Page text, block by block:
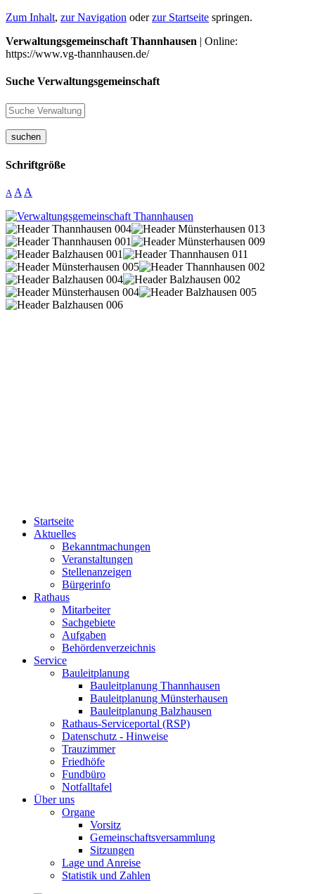
Zum Inhalt, zur Navigation oderzur Startseite springen.
Verwaltungsgemeinschaft Thannhausen | Online:
https://www.vg-thannhausen.de/
Suche Verwaltungsgemeinschaft
suchen
Schriftgröße
A A A
Startseite
Aktuelles
Bekanntmachungen
Veranstaltungen
Stellenanzeigen
Bürgerinfo
Rathaus
Mitarbeiter
Sachgebiete
Aufgaben
Behördenverzeichnis
Service
Bauleitplanung
Bauleitplanung Thannhausen
Bauleitplanung Münsterhausen
Bauleitplanung Balzhausen
Rathaus-Serviceportal (RSP)
Datenschutz - Hinweise
Trauzimmer
Friedhöfe
Fundbüro
Notfalltafel
Über uns
Organe
Vorsitz
Gemeinschaftsversammlung
Sitzungen
Lage und Anreise
Statistik und Zahlen